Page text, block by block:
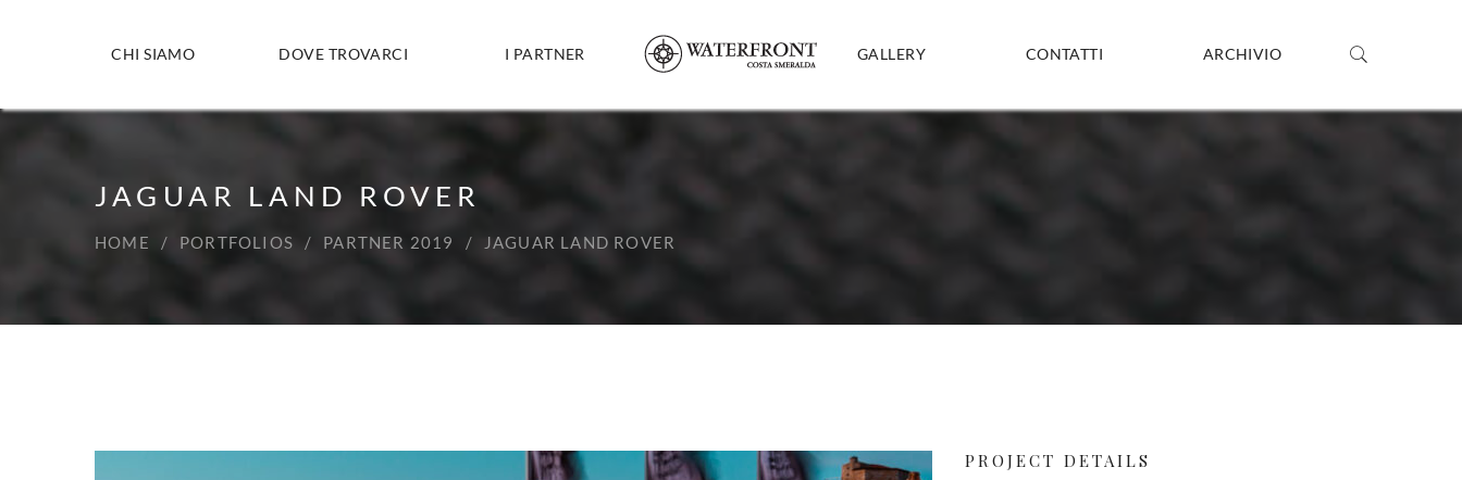
CHI SIAMO DOVE TROVARCI I PARTNER GALLERY CONTATTI ARCHIVIO
JAGUAR LAND ROVER
HOME PORTFOLIOS PARTNER 2019 JAGUAR LAND ROVER
PROJECT DETAILS